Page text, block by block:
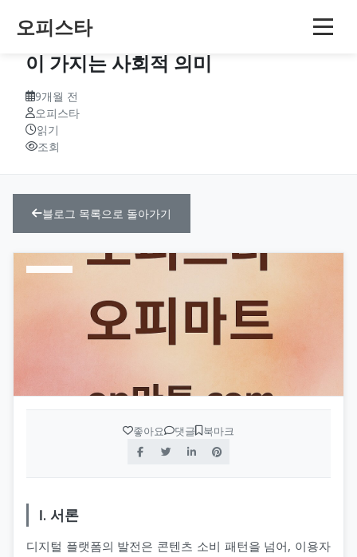
오피스타
오피스타 이용자 주도의 콘텐츠 생산
이 가지는 사회적 의미
9개월 전
오피스타
읽기
조회
블로그 목록으로 돌아가기
좋아요 댓글 북마크
Ⅰ. 서론
디지털 플랫폼의 발전은 콘텐츠 소비 패턴을 넘어, 이용자